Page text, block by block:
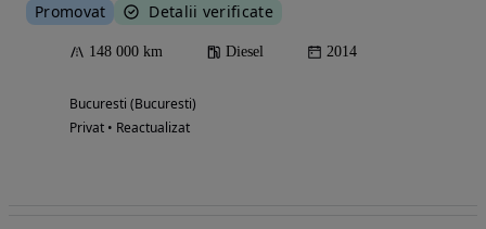
Promovat Detalii verificate
148 000 km Diesel 2014
Bucuresti (Bucuresti)
Privat • Reactualizat